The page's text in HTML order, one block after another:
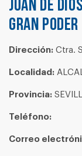
JUAN DE
GRAN PODER
Dirección: Ctra.
Localidad:
Provincia:
Teléfono:
Correo